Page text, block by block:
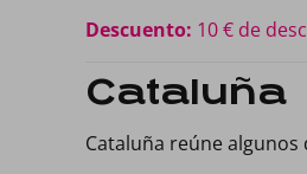
Descuento: 10 € de
Cataluña
Cataluña reúne